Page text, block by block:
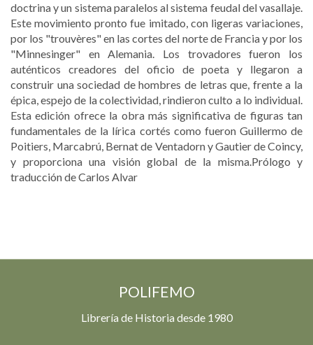
doctrina y un sistema paralelos al sistema feudal del vasallaje.
Este movimiento pronto fue imitado, con ligeras variaciones,
por los "trouvères" en las cortes del norte de Francia y por los
"Minnesinger" en Alemania. Los trovadores fueron los
auténticos creadores del oficio de poeta y llegaron a
construir una sociedad de hombres de letras que, frente a la
épica, espejo de la colectividad, rindieron culto a lo individual.
Esta edición ofrece la obra más significativa de figuras tan
fundamentales de la lírica cortés como fueron Guillermo de
Poitiers, Marcabrú, Bernat de Ventadorn y Gautier de Coincy,
y proporciona una visión global de la misma.Prólogo y
traducción de Carlos Alvar
POLIFEMO
Librería de Historia desde 1980